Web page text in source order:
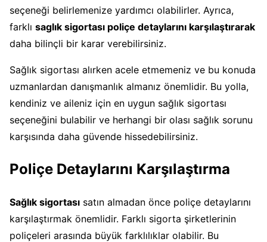
seçeneği belirlemenize yardımcı olabilirler. Ayrıca,
farklı saglık sigortası poliçe detaylarını karşılaştırarak
daha bilinçli bir karar verebilirsiniz.
Sağlık sigortası alırken acele etmemeniz ve bu konuda
uzmanlardan danışmanlık almanız önemlidir. Bu yolla,
kendiniz ve aileniz için en uygun sağlık sigortası
seçeneğini bulabilir ve herhangi bir olası sağlık sorunu
karşısında daha güvende hissedebilirsiniz.
Poliçe Detaylarını Karşılaştırma
Sağlık sigortası satın almadan önce poliçe detaylarını
karşılaştırmak önemlidir. Farklı sigorta şirketlerinin
poliçeleri arasında büyük farklılıklar olabilir. Bu